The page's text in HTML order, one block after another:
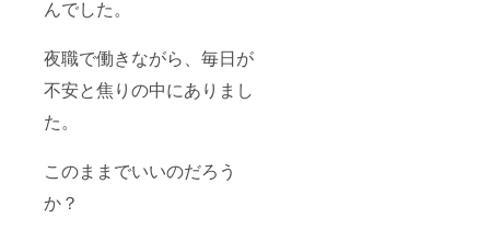
んでした。
夜職で働きながら、毎日が
不安と焦りの中にありまし
た。
このままでいいのだろう
か？